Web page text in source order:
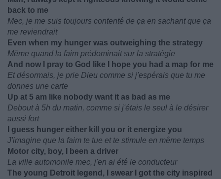
back to me
Mec, je me suis toujours contenté de ça en sachant que ça
me reviendrait
Even when my hunger was outweighing the strategy
Même quand la faim prédominait sur la stratégie
And now I pray to God like I hope you had a map for me
Et désormais, je prie Dieu comme si j'espérais que tu me
donnes une carte
Up at 5 am like nobody want it as bad as me
Debout à 5h du matin, comme si j'étais le seul à le désirer
aussi fort
I guess hunger either kill you or it energize you
J'imagine que la faim te tue et te stimule en même temps
Motor city, boy, I been a driver
La ville automonile mec, j'en ai été le conducteur
The young Detroit legend, I swear I got the city inspired